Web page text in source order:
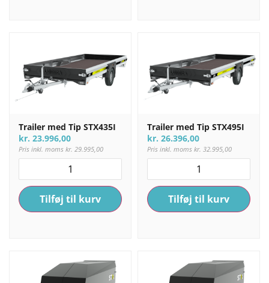
Trailer med Tip STX435I
kr. 23.996,00
Pris inkl. moms kr. 29.995,00
Tilføj til kurv
Trailer med Tip STX495I
kr. 26.396,00
Pris inkl. moms kr. 32.995,00
Tilføj til kurv